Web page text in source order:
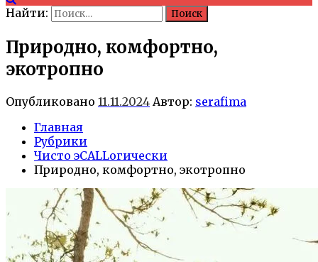
Найти:
Природно, комфортно,
экотропно
Опубликовано 11.11.2024 Автор: serafima
Главная
Рубрики
Чисто эCALLогически
Природно, комфортно, экотропно